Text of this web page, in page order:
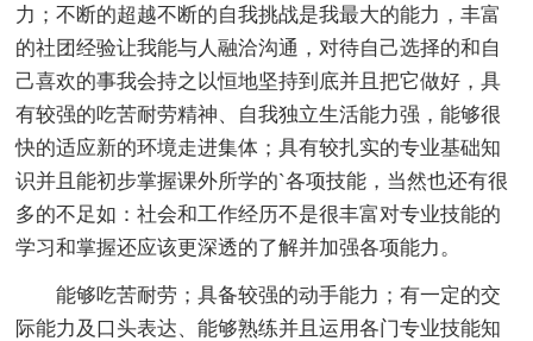
力；不断的超越不断的自我挑战是我最大的能力，丰富
的社团经验让我能与人融洽沟通，对待自己选择的和自
己喜欢的事我会持之以恒地坚持到底并且把它做好，具
有较强的吃苦耐劳精神、自我独立生活能力强，能够很
快的适应新的环境走进集体；具有较扎实的专业基础知
识并且能初步掌握课外所学的`各项技能，当然也还有很
多的不足如：社会和工作经历不是很丰富对专业技能的
学习和掌握还应该更深透的了解并加强各项能力。
能够吃苦耐劳；具备较强的动手能力；有一定的交
际能力及口头表达、能够熟练并且运用各门专业技能知